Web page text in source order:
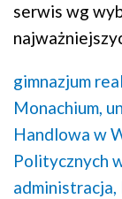
serwis wg
gimnazjum
Monachium,
Handlowa w
Politycznych
administracja,